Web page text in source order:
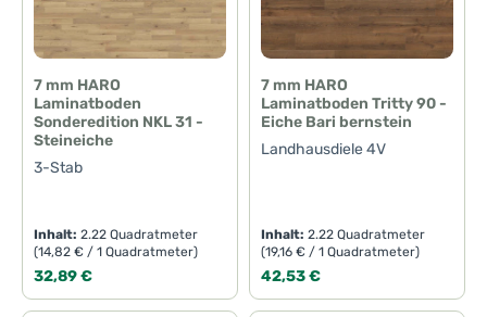
7 mm HARO
Laminatboden
Sonderedition NKL 31 -
Steineiche
3-Stab
Inhalt:2.22 Quadratmeter
(14,82 € / 1 Quadratmeter)
Regulärer Preis:
32,89 €
7 mm HARO
Laminatboden Tritty 90 -
Eiche Bari bernstein
Landhausdiele 4V
Inhalt:2.22 Quadratmeter
(19,16 € / 1 Quadratmeter)
Regulärer Preis:
42,53 €